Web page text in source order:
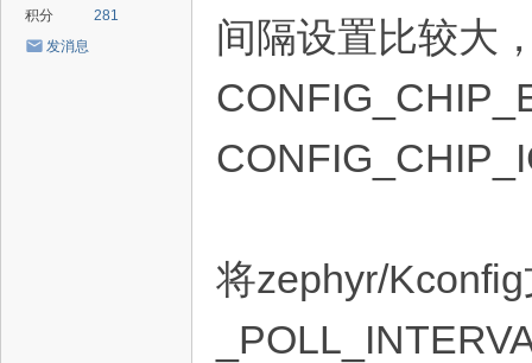
积分
281
发消息
间隔设置比较大
将zephyr/